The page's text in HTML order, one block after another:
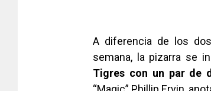
A diferencia de los
semana, la pizarra se
Tigres con un par de